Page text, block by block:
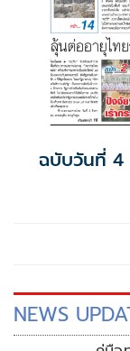
ฉบับวันที่ 4
NEWS